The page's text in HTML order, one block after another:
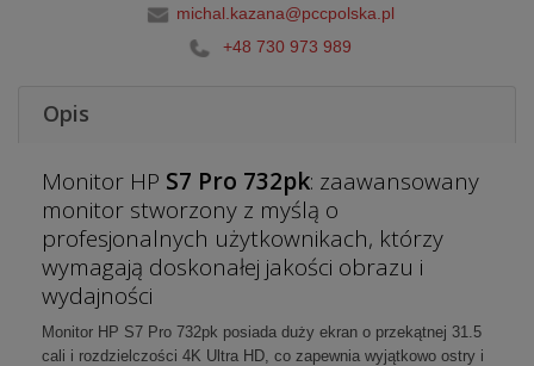
michal.kazana@pccpolska.pl
+48 730 973 989
Opis
Monitor HP S7 Pro 732pk: zaawansowany
monitor stworzony z myślą o
profesjonalnych użytkownikach, którzy
wymagają doskonałej jakości obrazu i
wydajności
Monitor HP S7 Pro 732pk posiada duży ekran o przekątnej 31.5
cali i rozdzielczości 4K Ultra HD, co zapewnia wyjątkowo ostry i